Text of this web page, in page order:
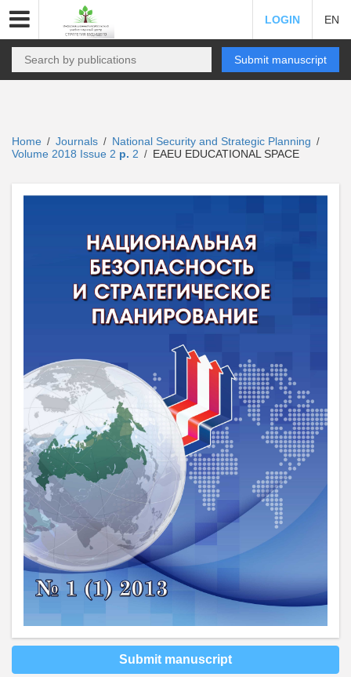
LOGIN EN
Submit manuscript
Home / Journals / National Security and Strategic Planning /
Volume 2018 Issue 2 p. 2 / EAEU EDUCATIONAL SPACE
Submit manuscript